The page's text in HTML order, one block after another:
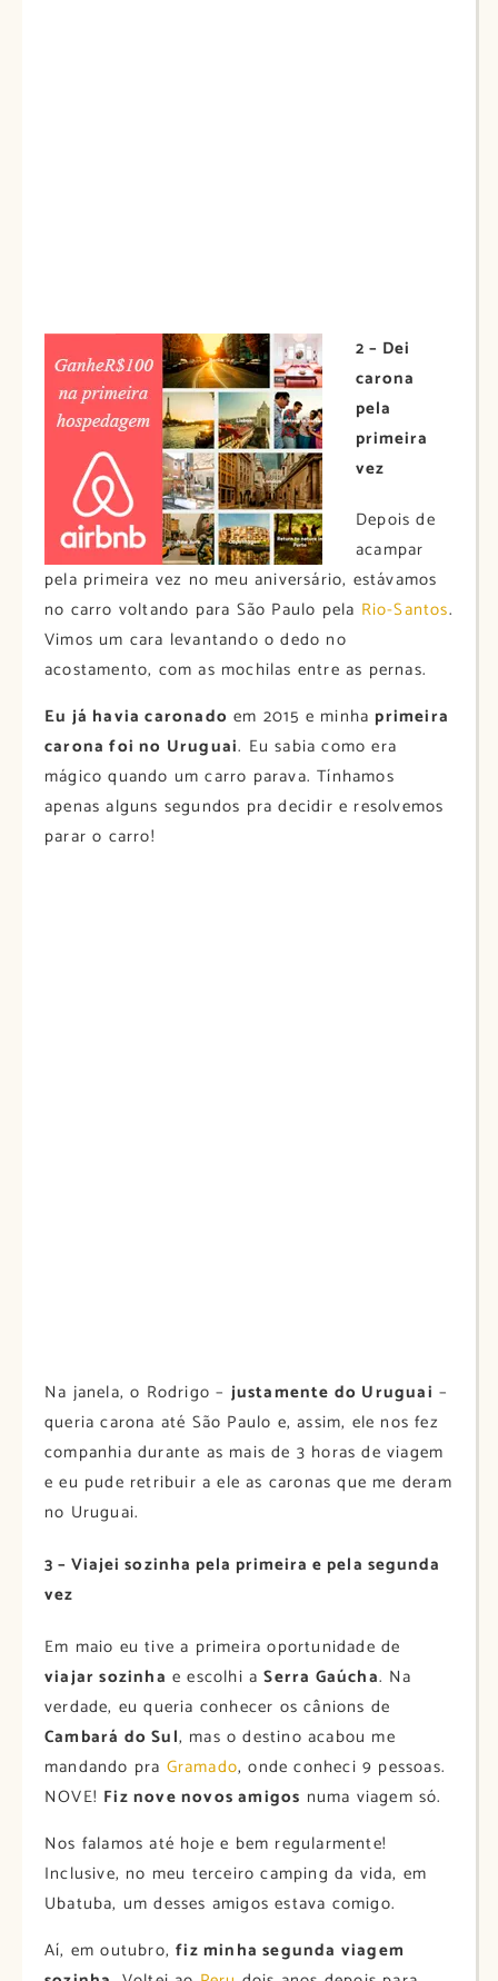
2 – Dei
carona
pela
primeira
vez
Depois de
acampar
pela primeira vez no meu aniversário, estávamos
no carro voltando para São Paulo pela Rio-Santos.
Vimos um cara levantando o dedo no
acostamento, com as mochilas entre as pernas.
Eu já havia caronado em 2015 e minha primeira
carona foi no Uruguai. Eu sabia como era
mágico quando um carro parava. Tínhamos
apenas alguns segundos pra decidir e resolvemos
parar o carro!
Na janela, o Rodrigo – justamente do Uruguai –
queria carona até São Paulo e, assim, ele nos fez
companhia durante as mais de 3 horas de viagem
e eu pude retribuir a ele as caronas que me deram
no Uruguai.
3 – Viajei sozinha pela primeira e pela segunda
vez
Em maio eu tive a primeira oportunidade de
viajar sozinha e escolhi aSerra Gaúcha. Na
verdade, eu queria conhecer os cânions de
Cambará do Sul, mas o destino acabou me
mandando pra Gramado, onde conheci 9 pessoas.
NOVE! Fiz nove novos amigos numa viagem só.
Nos falamos até hoje e bem regularmente!
Inclusive, no meu terceiro camping da vida, em
Ubatuba, um desses amigos estava comigo.
Aí, em outubro,fiz minha segunda viagem